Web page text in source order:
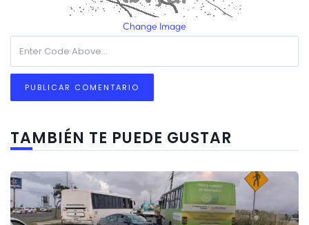
Change Image
TAMBIÉN TE PUEDE GUSTAR